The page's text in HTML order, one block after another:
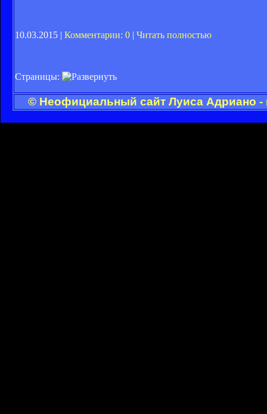
10.03.2015 | Комментарии: 0 | Читать полностью
Страницы:
© Неофициальный сайт Луиса Адриано -